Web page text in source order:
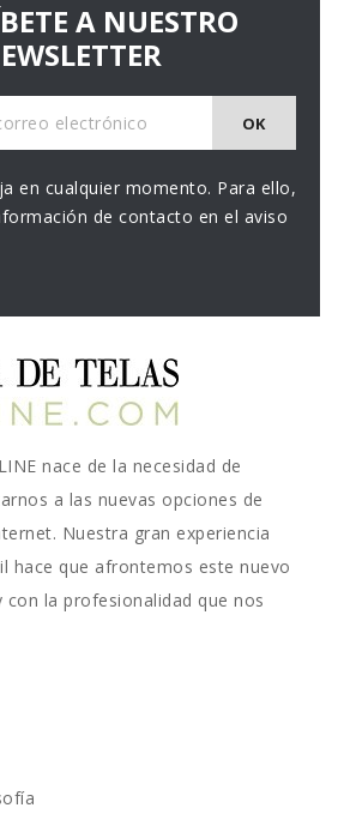
A NUESTRO
en cualquier momento. Para ello,
de contacto en el aviso
nace de la necesidad de
a las nuevas opciones de
Nuestra gran experiencia
hace que afrontemos este nuevo
la profesionalidad que nos